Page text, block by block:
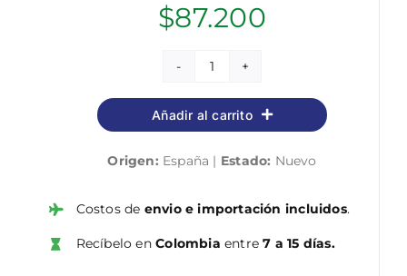
$87.200
Metropolice
cantidad
Añadir al carrito
Origen: España | Estado: Nuevo
Costos de envio e importación incluidos.
Recíbelo enColombia entre7 a 15 días.